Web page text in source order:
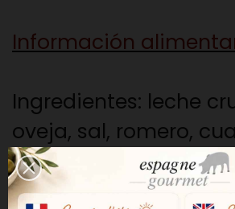
Información
Ingredientes: leche
oveja, sal, romero,
lisozima de huevo (E-
enzimas lácteas.